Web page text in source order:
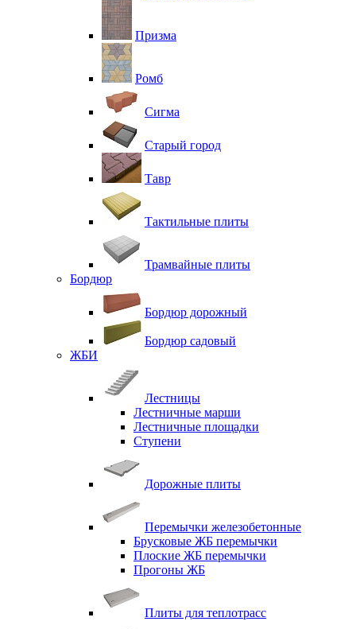
Призма
Ромб
Сигма
Старый город
Тавр
Тактильные плиты
Трамвайные плиты
Бордюр
Бордюр дорожный
Бордюр садовый
ЖБИ
Лестницы
Лестничные марши
Лестничные площадки
Ступени
Дорожные плиты
Перемычки железобетонные
Брусковые ЖБ перемычки
Плоские ЖБ перемычки
Прогоны ЖБ
Плиты для теплотрасс